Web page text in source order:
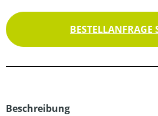
BESTELLANFRAGE
Beschreibung